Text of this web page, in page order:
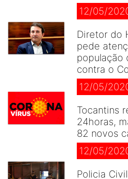
12/05/
Diretor do
pede
população
contra o
12/05/
Tocantins
24horas,
82 novos
12/05/
Policia